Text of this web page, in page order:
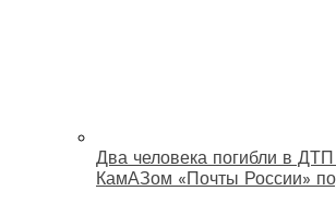
Два человека погибли в
КамАЗом «Почты России»